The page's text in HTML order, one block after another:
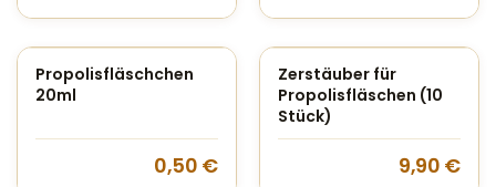
Propolisfläschchen
20ml
0,50 €
Zerstäuber für
Propolisfläschen (10
Stück)
9,90 €